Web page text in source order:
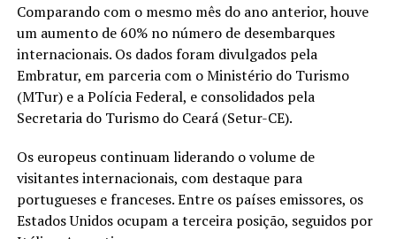
Comparando com o mesmo mês do ano anterior, houve
um aumento de 60% no número de desembarques
internacionais. Os dados foram divulgados pela
Embratur, em parceria com o Ministério do Turismo
(MTur) e a Polícia Federal, e consolidados pela
Secretaria do Turismo do Ceará (Setur-CE).
Os europeus continuam liderando o volume de
visitantes internacionais, com destaque para
portugueses e franceses. Entre os países emissores, os
Estados Unidos ocupam a terceira posição, seguidos por